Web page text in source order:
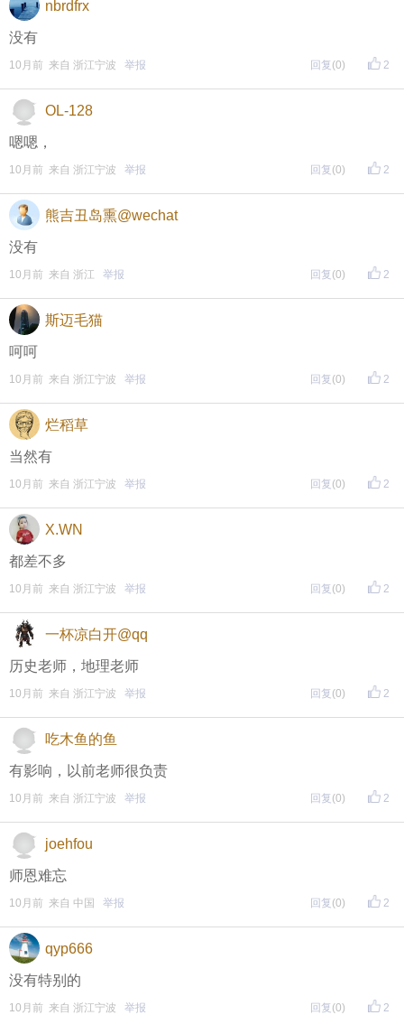
nbrdfrx
没有
2
10月前 来自 浙江宁波 举报 回复 (0)
OL-128
嗯嗯，
2
10月前 来自 浙江宁波 举报 回复 (0)
熊吉丑岛熏@wechat
没有
2
10月前 来自 浙江 举报 回复 (0)
斯迈毛猫
呵呵
2
10月前 来自 浙江宁波 举报 回复 (0)
烂稻草
当然有
2
10月前 来自 浙江宁波 举报 回复 (0)
X.WN
都差不多
2
10月前 来自 浙江宁波 举报 回复 (0)
一杯凉白开@qq
历史老师，地理老师
2
10月前 来自 浙江宁波 举报 回复 (0)
吃木鱼的鱼
有影响，以前老师很负责
2
10月前 来自 浙江宁波 举报 回复 (0)
joehfou
师恩难忘
2
10月前 来自 中国 举报 回复 (0)
qyp666
没有特别的
2
10月前 来自 浙江宁波 举报 回复 (0)